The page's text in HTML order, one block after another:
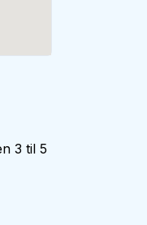
3 til 5